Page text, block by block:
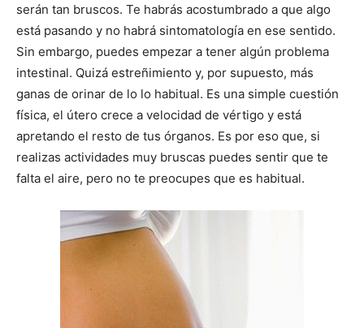
serán tan bruscos. Te habrás acostumbrado a que algo
está pasando y no habrá sintomatología en ese sentido.
Sin embargo, puedes empezar a tener algún problema
intestinal. Quizá estreñimiento y, por supuesto, más
ganas de orinar de lo lo habitual. Es una simple cuestión
física, el útero crece a velocidad de vértigo y está
apretando el resto de tus órganos. Es por eso que, si
realizas actividades muy bruscas puedes sentir que te
falta el aire, pero no te preocupes que es habitual.